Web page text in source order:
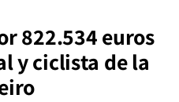
822.534 euros
y ciclista de la